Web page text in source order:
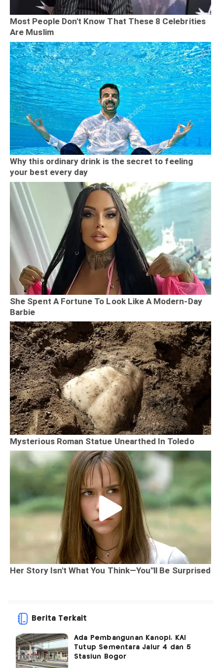
Berita Terkait
Ada Pembangunan Kanopi, KAI
Tutup Sementara Jalur 4 dan 5
Stasiun Bogor